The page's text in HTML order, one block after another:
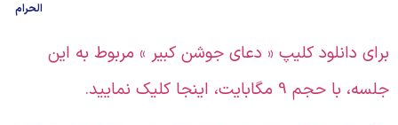
الحرام
دانلود کلیپ « دعای جوشن کبیر » مربوط به این
با حجم 9 مگابایت، اینجا کلیک نمایید.